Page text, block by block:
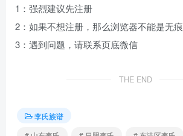
1：强烈建议先注册
2：如果不想注册，那么浏览器不能是无
3：遇到问题，请联系页底微信
THE END
李氏族谱